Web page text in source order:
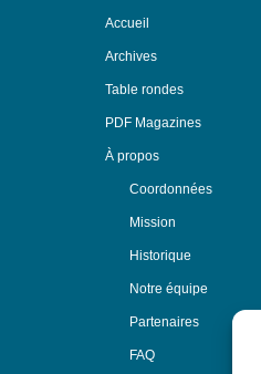
Accueil
Archives
Table rondes
PDF Magazines
À propos
Coordonnées
Mission
Historique
Notre équipe
Partenaires
FAQ